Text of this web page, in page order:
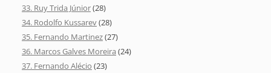
33. Ruy Trida Júnior(28)
34. Rodolfo Kussarev(28)
35. Fernando Martinez(27)
36. Marcos Galves Moreira (24)
37. Fernando Alécio (23)